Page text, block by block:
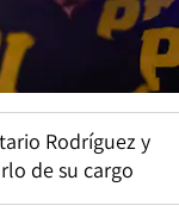
Rodríguez y
de su cargo